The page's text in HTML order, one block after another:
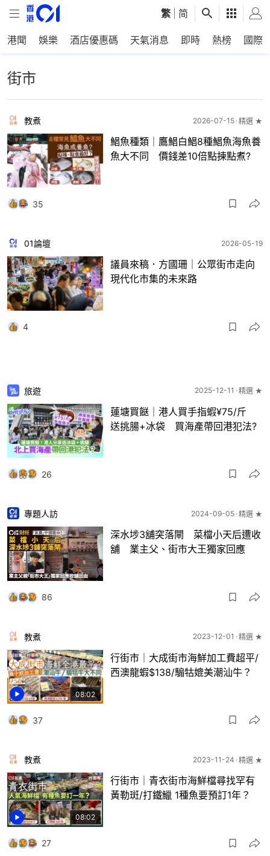
繁 简
港聞 娛樂 酒店優惠碼 天氣消息 即時 熱榜 國際
街市
教煮 2026-07-15 精選 ★
鯧魚種類｜鷹鯧白鯧8種鯧魚海魚養
魚大不同 價錢差10倍點揀點煮?
35
01論壇 2026-05-19
議員來稿．方國珊｜公眾街市走向
現代化市集的未來路
4
旅遊 2025-12-11 精選 ★
蓮塘買餸｜港人買手指蝦¥75/斤
送挑腸+冰袋 買海產帶回港犯法?
26
專題人訪 2024-09-05 精選 ★
深水埗3舖突落閘 菜檔小天后遭收
舖 業主父、街市大王獨家回應
86
08:02
教煮 2023-12-01 精選 ★
行街市｜大成街市海鮮加工費超平/
西澳龍蝦$138/騸牯媲美潮汕牛？
37
08:02
教煮 2023-11-24 精選 ★
行街市｜青衣街市海鮮檔尋找罕有
黃勒斑/打鐵鱲 1種魚要預訂1年？
27